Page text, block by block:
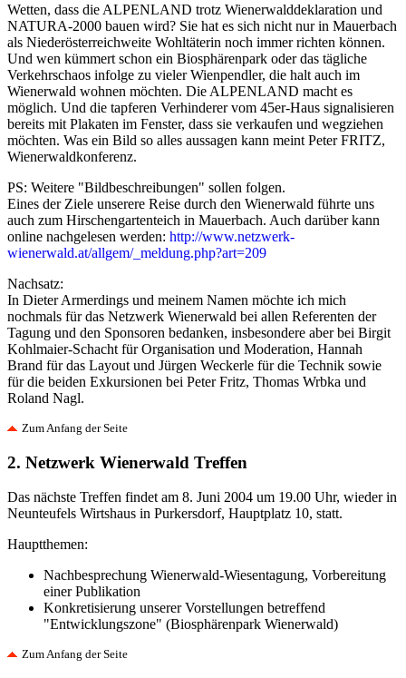
Wetten, dass die ALPENLAND trotz Wienerwalddeklaration und
NATURA-2000 bauen wird? Sie hat es sich nicht nur in Mauerbach
als Niederösterreichweite Wohltäterin noch immer richten können.
Und wen kümmert schon ein Biosphärenpark oder das tägliche
Verkehrschaos infolge zu vieler Wienpendler, die halt auch im
Wienerwald wohnen möchten. Die ALPENLAND macht es
möglich. Und die tapferen Verhinderer vom 45er-Haus signalisieren
bereits mit Plakaten im Fenster, dass sie verkaufen und wegziehen
möchten. Was ein Bild so alles aussagen kann meint Peter FRITZ,
Wienerwaldkonferenz.
PS: Weitere "Bildbeschreibungen" sollen folgen.
Eines der Ziele unserere Reise durch den Wienerwald führte uns
auch zum Hirschengartenteich in Mauerbach. Auch darüber kann
online nachgelesen werden: http://www.netzwerk-
wienerwald.at/allgem/_meldung.php?art=209
Nachsatz:
In Dieter Armerdings und meinem Namen möchte ich mich
nochmals für das Netzwerk Wienerwald bei allen Referenten der
Tagung und den Sponsoren bedanken, insbesondere aber bei Birgit
Kohlmaier-Schacht für Organisation und Moderation, Hannah
Brand für das Layout und Jürgen Weckerle für die Technik sowie
für die beiden Exkursionen bei Peter Fritz, Thomas Wrbka und
Roland Nagl.
Zum Anfang der Seite
2. Netzwerk Wienerwald Treffen
Das nächste Treffen findet am 8. Juni 2004 um 19.00 Uhr, wieder in
Neunteufels Wirtshaus in Purkersdorf, Hauptplatz 10, statt.
Hauptthemen:
Nachbesprechung Wienerwald-Wiesentagung, Vorbereitung
einer Publikation
Konkretisierung unserer Vorstellungen betreffend
"Entwicklungszone" (Biosphärenpark Wienerwald)
Zum Anfang der Seite